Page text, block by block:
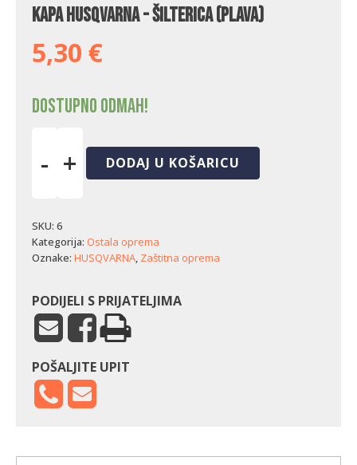
Kapa Husqvarna - šilterica (plava)
5,30 €
Dostupno odmah!
-
šilterica
(plava)
količina
+ DODAJ U KOŠARICU
SKU: 6
Kategorija: Ostala oprema
Oznake: HUSQVARNA, Zaštitna oprema
PODIJELI S PRIJATELJIMA
POŠALJITE UPIT